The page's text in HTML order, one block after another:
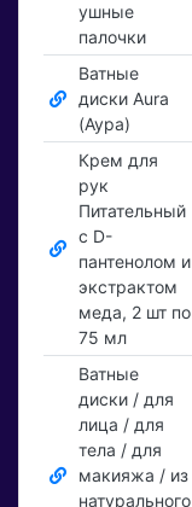
ушные
палочки
Ватные
диски Aura
(Аура)
Крем для
рук
Питательный
с D-
пантенолом и
экстрактом
меда, 2 шт по
75 мл
Ватные
диски / для
лица / для
тела / для
макияжа / из
натурального